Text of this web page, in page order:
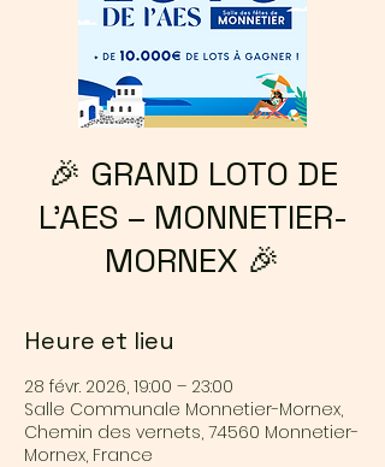
🎉 GRAND LOTO DE
L’AES – MONNETIER-
MORNEX 🎉
Heure et lieu
28 févr. 2026, 19:00 – 23:00
Salle Communale Monnetier-Mornex,
Chemin des vernets, 74560 Monnetier-
Mornex, France